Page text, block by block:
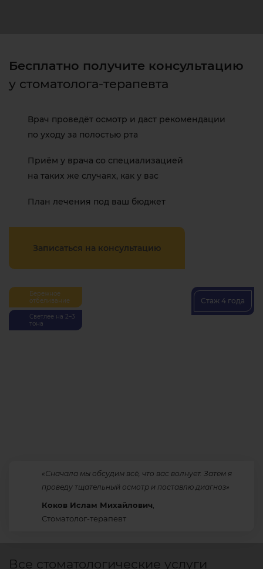
Бережное
отбеливание
Светлее на 2–3
тона
Стаж 4 года
«Сначала мы обсудим всё, что вас волнует. Затем я
проведу тщательный осмотр и поставлю диагноз»
Коков Ислам Михайлович,
Стоматолог-терапевт
Бесплатно получите консультацию
у стоматолога-терапевта
Врач проведёт осмотр и даст рекомендации
по уходу за полостью рта
Приём у врача со специализацией
на таких же случаях, как у вас
План лечения под ваш бюджет
Записаться на консультацию
Все стоматологические услуги